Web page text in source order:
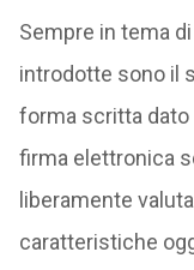
Sempre in tema
introdotte sono il
forma scritta dato
firma elettronica
liberamente
caratteristiche